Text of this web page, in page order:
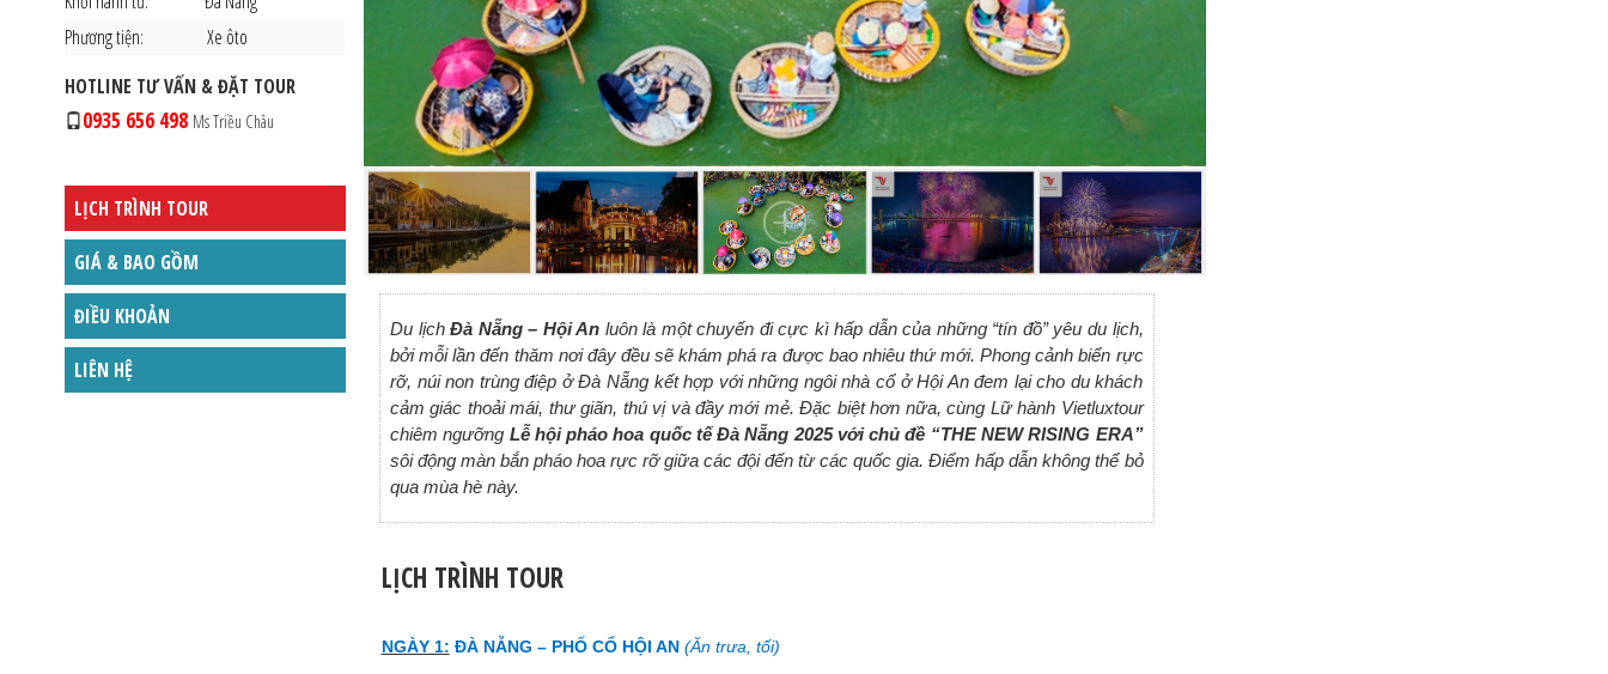
Phương tiện:
Xe ôto
HOTLINE TƯ VẤN & ĐẶT TOUR
0935 656 498 Ms Triều Châu
LỊCH TRÌNH TOUR
GIÁ & BAO GỒM
ĐIỀU KHOẢN
LIÊN HỆ
Du lịchĐà Nẵng – Hội An luôn là một chuyến đi cực kì hấp dẫn của những “tín đồ” yêu du lịch,
bởi mỗi lần đến thăm nơi đây đều sẽ khám phá ra được bao nhiêu thứ mới. Phong cảnh biển rực
rỡ, núi non trùng điệp ở Đà Nẵng kết hợp với những ngôi nhà cổ ở Hội An đem lại cho du khách
cảm giác thoải mái, thư giãn, thú vị và đầy mới mẻ. Đặc biệt hơn nữa, cùng Lữ hành Vietluxtour
chiêm ngưỡng Lễ hội pháo hoa quốc tế Đà Nẵng 2025 với chủ đề “THE NEW RISING ERA”
sôi động màn bắn pháo hoa rực rỡ giữa các đội đến từ các quốc gia. Điểm hấp dẫn không thể bỏ
qua mùa hè này.
LỊCH TRÌNH TOUR
NGÀY 1: ĐÀ NẴNG – PHỐ CỔ HỘI AN (Ăn trưa, tối)